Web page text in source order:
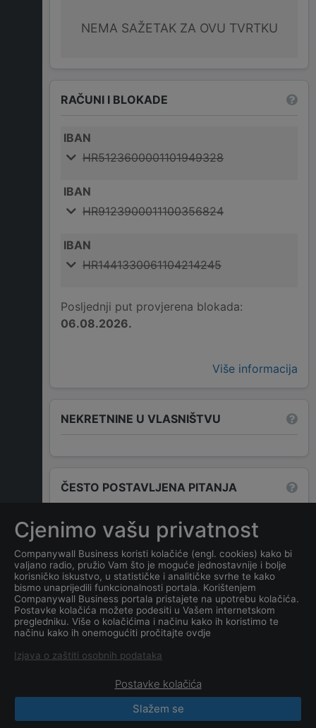
NEMA SAŽETAK ZA OVU TVRTKU
RAČUNI I BLOKADE
IBAN
HR5123600001101949328
IBAN
HR9123900011100356824
IBAN
HR1441330061104214245
Posljednji put provjerena blokada:
06.08.2026.
Više informacija
NEKRETNINE U VLASNIŠTVU
ČESTO POSTAVLJENA PITANJA
Koja je adresa tvrtke
GENERAL TEAM d.o.o. u
stečaju?
Koji je datum osnivanja
tvrtkeGENERAL TEAM
d.o.o. u stečaju?
CompanyWall Business © 2026
korištenja | Obavijest o privatnosti
Cjenimo vašu privatnost
Companywall Business koristi kolačiće (engl. cookies) kako bi
valjano radio, pružio Vam što je moguće jednostavnije i bolje
korisničko iskustvo, u statističke i analitičke svrhe te kako
bismo unaprijedili funkcionalnosti portala. Korištenjem
Companywall Business portala pristajete na upotrebu kolačića.
Postavke kolačića možete podesiti u Vašem internetskom
pregledniku. Više o kolačićima i načinu kako ih koristimo te
načinu kako ih onemogućiti pročitajte ovdje
Izjava o zaštiti osobnih podataka
Postavke kolačića
Slažem se